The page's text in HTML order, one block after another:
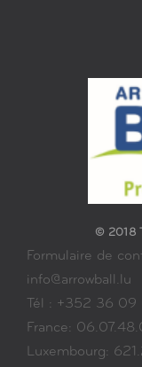
© 2018
Formulaire de
info@arrowball.lu
Tél : +352 36 09
France:
Luxembourg: